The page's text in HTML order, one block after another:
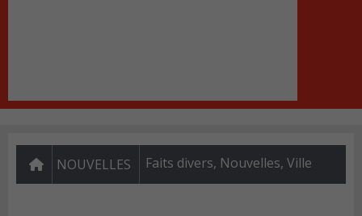
NOUVELLES Faits divers, Nouvelles, Ville